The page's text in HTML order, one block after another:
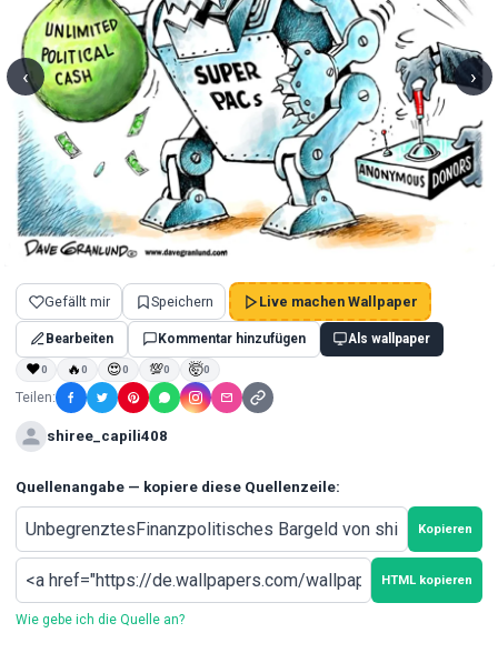
‹ ›
Gefällt mir Speichern Live machen Wallpaper
Bearbeiten Kommentar hinzufügen Als wallpaper
❤0 🔥0 😍0 💯0 🤯0
Teilen:
shiree_capili408
Quellenangabe — kopiere diese Quellenzeile:
Kopieren
HTML kopieren
Wie gebe ich die Quelle an?